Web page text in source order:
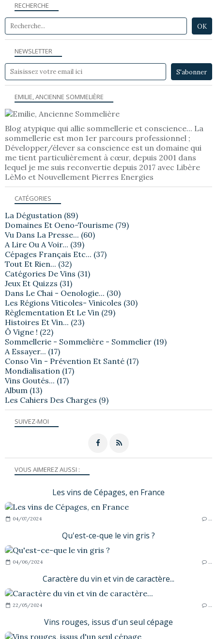
NEWSLETTER
SUIVEZ-MOI
RECHERCHE
EMILIE, ANCIENNE SOMMELIÈRE
Blog atypique qui allie sommellerie et conscience... La
sommellerie est mon 1er parcours professionnel ;
Développer/élever sa conscience est un domaine qui
me tient particulièrement à cœur, depuis 2001 dans
lequel je me suis reconvertie depuis 2017 avec Libère
LèMo et Nouvellement Pierres Energies
VOUS AIMEREZ AUSSI :
Les vins de Cépages, en France
04/07/2024
Qu'est-ce-que le vin gris ?
04/06/2024
Caractère du vin et vin de caractère...
22/05/2024
Vins rouges, issus d'un seul cépage
CATÉGORIES
La Dégustation (89)
Domaines Et Oeno-Tourisme (79)
Vu Dans La Presse... (60)
A Lire Ou A Voir... (39)
Cépages Français Etc... (37)
Tout Et Rien... (32)
Catégories De Vins (31)
Jeux Et Quizzs (31)
Dans Le Chai - Oenologie... (30)
Les Régions Viticoles- Vinicoles (30)
Règlementation Et Le Vin (29)
Histoires Et Vin... (23)
Ô Vigne ! (22)
Sommellerie - Sommelière - Sommelier (19)
A Essayer... (17)
Conso Vin - Prévention Et Santé (17)
Mondialisation (17)
Vins Goutés... (17)
Album (13)
Les Cahiers Des Charges (9)